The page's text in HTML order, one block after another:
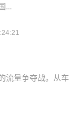
...
流量争夺战。从车